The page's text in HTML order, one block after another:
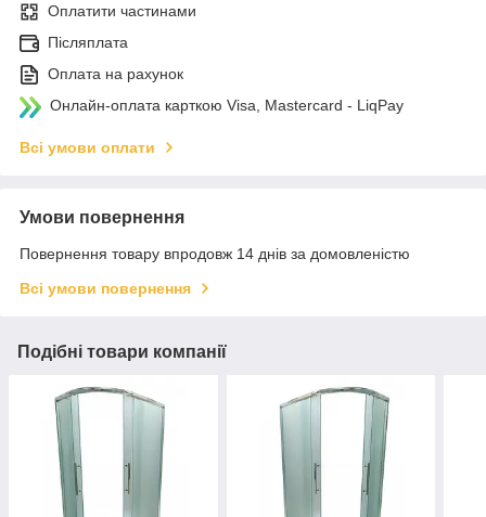
Оплатити частинами
Післяплата
Оплата на рахунок
Онлайн-оплата карткою Visa, Mastercard - LiqPay
Всі умови оплати
Умови повернення
Повернення товару впродовж 14 днів за домовленістю
Всі умови повернення
Подібні товари компанії